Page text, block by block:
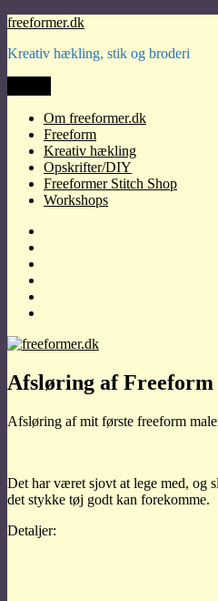
Videre
indhold
freeformer.dk
Kreativ hækling, stik og broderi
Om freeformer.dk
Freeform
Kreativ hækling
Opskrifter/DIY
Freeformer Stitch Shop
Workshops
Afsløring af
Afsløring af mit første freeform
Det har været sjovt at lege med, og
det stykke tøj godt kan forekomme.
Detaljer: